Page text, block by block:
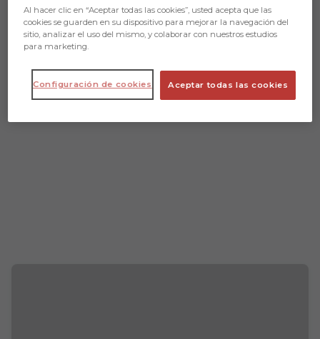
Al hacer clic en “Aceptar todas las cookies”, usted acepta que las
cookies se guarden en su dispositivo para mejorar la navegación del
sitio, analizar el uso del mismo, y colaborar con nuestros estudios
para marketing.
Aceptar todas las cookies
Configuración de cookies